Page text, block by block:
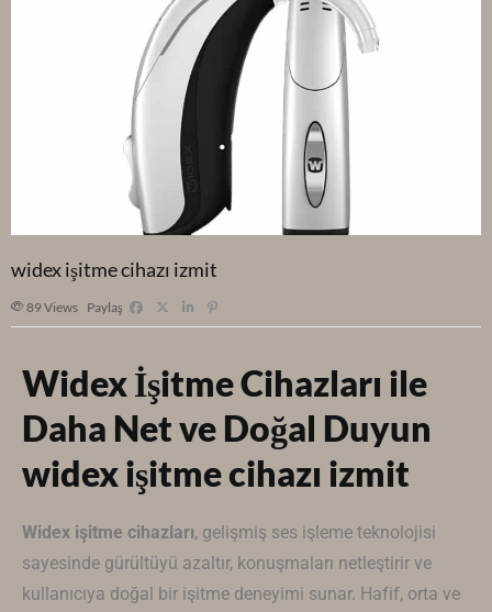
widex işitme cihazı izmit
89Views Paylaş
Widex İşitme Cihazları ile
Daha Net ve Doğal Duyun
widex işitme cihazı izmit
Widex işitme cihazları, gelişmiş ses işleme teknolojisi
sayesinde gürültüyü azaltır, konuşmaları netleştirir ve
kullanıcıya doğal bir işitme deneyimi sunar. Hafif, orta ve